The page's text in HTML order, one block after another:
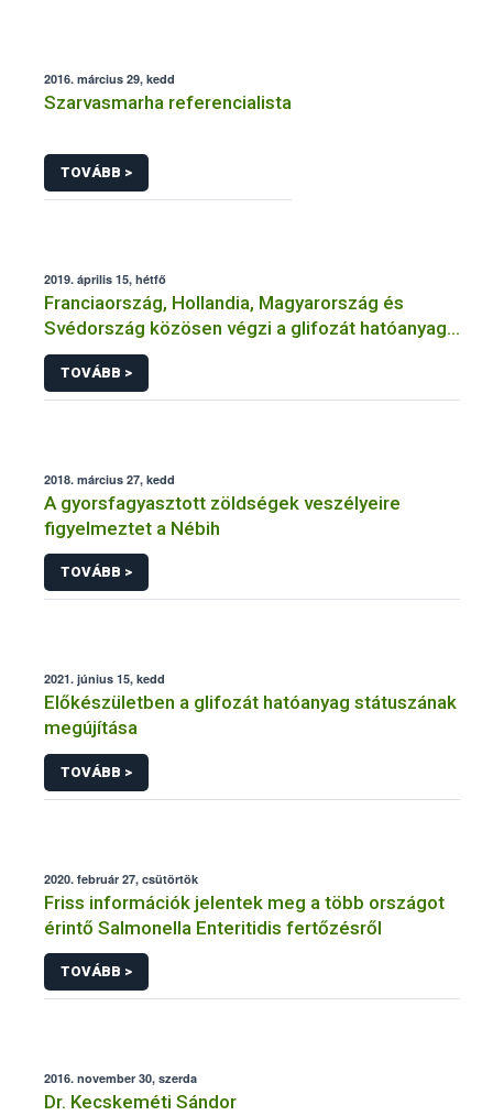
2016. március 29, kedd
Szarvasmarha referencialista
TOVÁBB >
2019. április 15, hétfő
Franciaország, Hollandia, Magyarország és
Svédország közösen végzi a glifozát hatóanyag
következő újraértékelését
TOVÁBB >
2018. március 27, kedd
A gyorsfagyasztott zöldségek veszélyeire
figyelmeztet a Nébih
TOVÁBB >
2021. június 15, kedd
Előkészületben a glifozát hatóanyag státuszának
megújítása
TOVÁBB >
2020. február 27, csütörtök
Friss információk jelentek meg a több országot
érintő Salmonella Enteritidis fertőzésről
TOVÁBB >
2016. november 30, szerda
Dr. Kecskeméti Sándor